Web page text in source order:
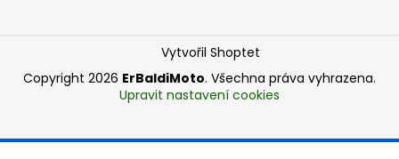
Vytvořil Shoptet
Copyright 2026 ErBaldiMoto. Všechna práva vyhrazena.
Upravit nastavení cookies